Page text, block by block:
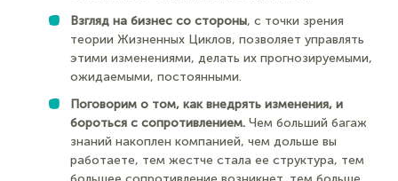
Взгляд на бизнес со стороны, с точки зрения
теории Жизненных Циклов, позволяет управлять
этими изменениями, делать их прогнозируемыми,
ожидаемыми, постоянными.
Поговорим о том, как внедрять изменения, и
бороться с сопротивлением.Чем больший багаж
знаний накоплен компанией, чем дольше вы
работаете, тем жестче стала ее структура, тем